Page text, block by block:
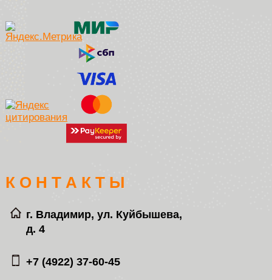
К О Н Т А К Т Ы
г. Владимир, ул. Куйбышева,
д. 4
+7 (4922) 37-60-45